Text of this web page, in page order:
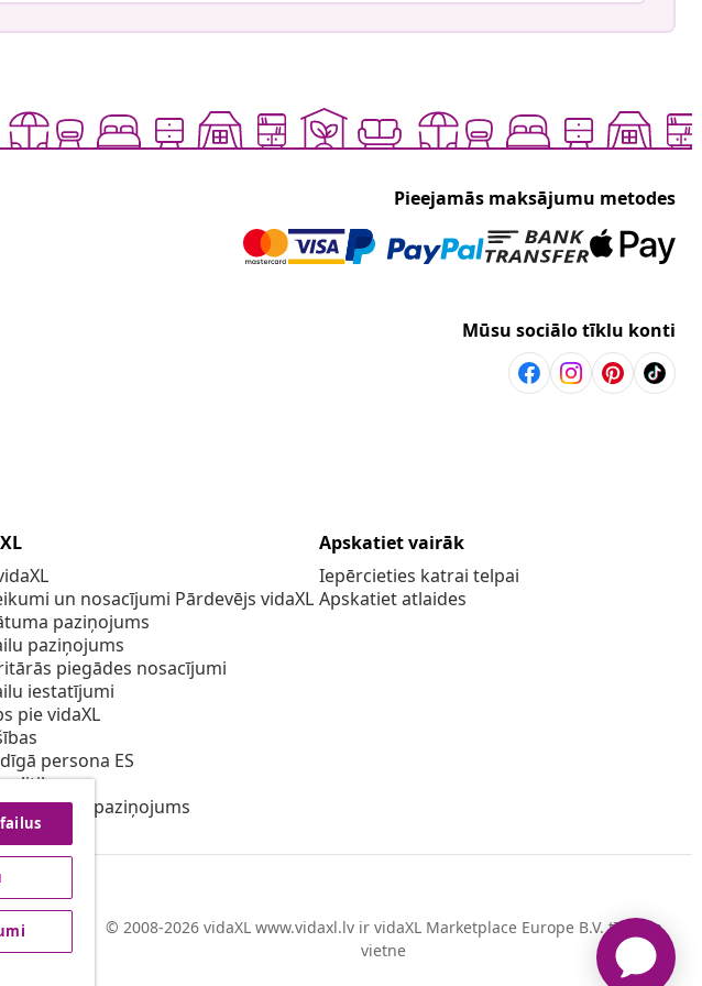
Pieejamās maksājumu metodes
Mūsu sociālo tīklu konti
un nosacījumi Pārdevējs vidaXL
paziņojums
paziņojums
piegādes nosacījumi
iestatījumi
pie vidaXL
persona ES
politiku
paziņojums
Apskatiet vairāk
Iepērcieties katrai telpai
Apskatiet atlaides
© 2008-2026 vidaXL www.vidaxl.lv ir vidaXL Marketplace Europe B.V. tīmekļa
vietne